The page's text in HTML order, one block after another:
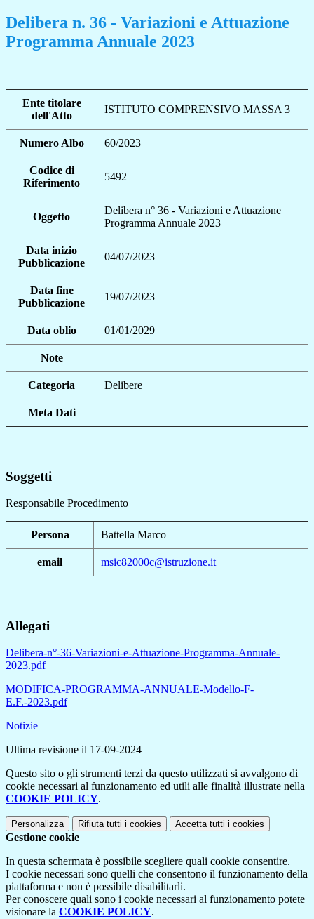
Delibera n. 36 - Variazioni e Attuazione
Programma Annuale 2023
Ente titolare
dell'Atto
ISTITUTO COMPRENSIVO MASSA 3
Numero Albo 60/2023
Codice di
Riferimento
5492
Oggetto
Delibera n° 36 - Variazioni e Attuazione
Programma Annuale 2023
Data inizio
Pubblicazione
04/07/2023
Data fine
Pubblicazione
19/07/2023
Data oblio 01/01/2029
Note
Categoria Delibere
Meta Dati
Soggetti
Responsabile Procedimento
Persona Battella Marco
email msic82000c@istruzione.it
Allegati
Delibera-n°-36-Variazioni-e-Attuazione-Programma-Annuale-
2023.pdf
MODIFICA-PROGRAMMA-ANNUALE-Modello-F-
E.F.-2023.pdf
Notizie
Ultima revisione il 17-09-2024
Questo sito o gli strumenti terzi da questo utilizzati si avvalgono di
cookie necessari al funzionamento ed utili alle finalità illustrate nella
COOKIE POLICY.
Personalizza Rifiuta tutti i cookies Accetta tutti i cookies
Gestione cookie
In questa schermata è possibile scegliere quali cookie consentire.
I cookie necessari sono quelli che consentono il funzionamento della
piattaforma e non è possibile disabilitarli.
Per conoscere quali sono i cookie necessari al funzionamento potete
visionare la COOKIE POLICY.